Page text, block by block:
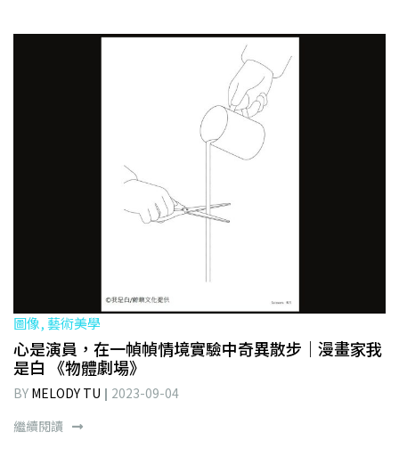
圖像, 藝術美學
心是演員，在一幀幀情境實驗中奇異散步｜漫畫家我
是白 《物體劇場》
BY MELODY TU
2023-09-04
繼續閱讀